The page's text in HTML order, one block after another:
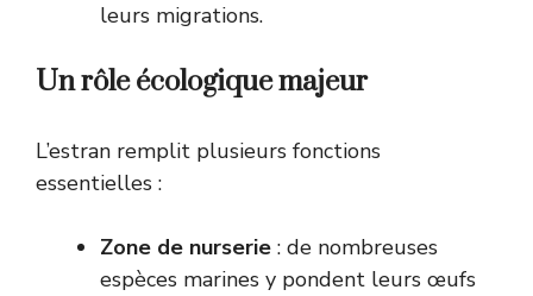
leurs migrations.
Un rôle écologique majeur
L’estran remplit plusieurs fonctions
essentielles :
Zone de nurserie : de nombreuses
espèces marines y pondent leurs œufs